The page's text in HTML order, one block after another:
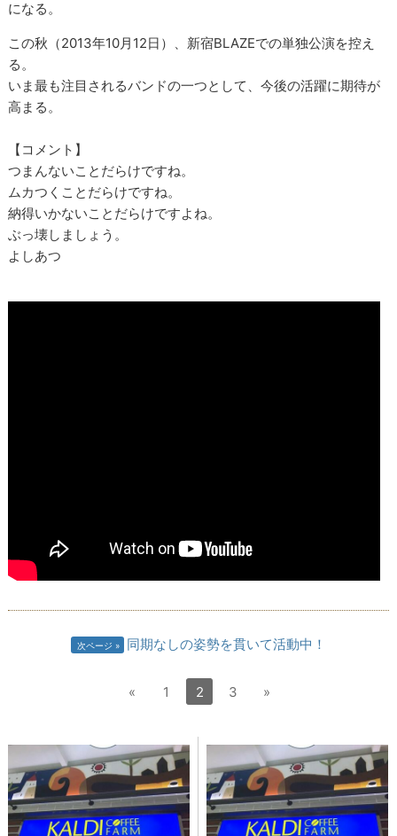
になる。
この秋（2013年10月12日）、新宿BLAZEでの単独公演を控え
る。
いま最も注目されるバンドの一つとして、今後の活躍に期待が
高まる。
【コメント】
つまんないことだらけですね。
ムカつくことだらけですね。
納得いかないことだらけですよね。
ぶっ壊しましょう。
よしあつ
次ページ 同期なしの姿勢を貫いて活動中！
« 1 2 3 »